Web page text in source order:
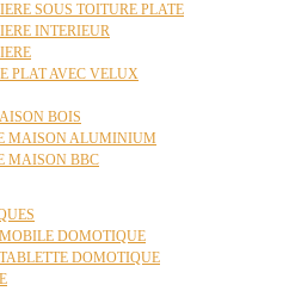
SOUS TOITURE PLATE
INTERIEUR
PLAT AVEC VELUX
BOIS
MAISON ALUMINIUM
MAISON BBC
DOMOTIQUE
DOMOTIQUE